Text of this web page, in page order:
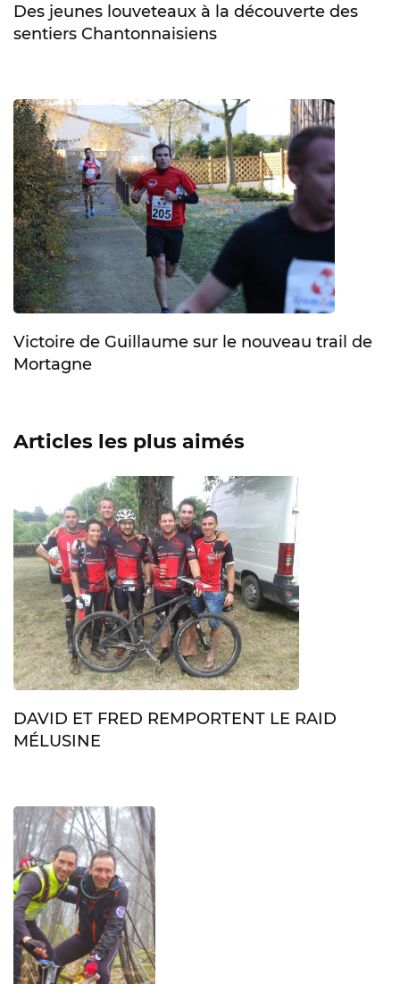
Des jeunes louveteaux à la découverte des
sentiers Chantonnaisiens
Victoire de Guillaume sur le nouveau trail de
Mortagne
Articles les plus aimés
DAVID ET FRED REMPORTENT LE RAID
MÉLUSINE